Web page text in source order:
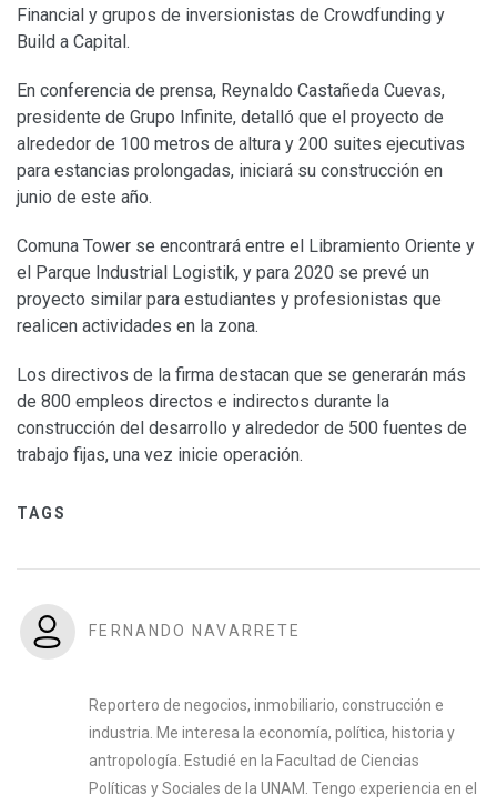
Financial y grupos de inversionistas de Crowdfunding y
Build a Capital.
En conferencia de prensa, Reynaldo Castañeda Cuevas,
presidente de Grupo Infinite, detalló que el proyecto de
alrededor de 100 metros de altura y 200 suites ejecutivas
para estancias prolongadas, iniciará su construcción en
junio de este año.
Comuna Tower se encontrará entre el Libramiento Oriente y
el Parque Industrial Logistik, y para 2020 se prevé un
proyecto similar para estudiantes y profesionistas que
realicen actividades en la zona.
Los directivos de la firma destacan que se generarán más
de 800 empleos directos e indirectos durante la
construcción del desarrollo y alrededor de 500 fuentes de
trabajo fijas, una vez inicie operación.
TAGS
FERNANDO NAVARRETE
Reportero de negocios, inmobiliario, construcción e
industria. Me interesa la economía, política, historia y
antropología. Estudié en la Facultad de Ciencias
Políticas y Sociales de la UNAM. Tengo experiencia en el